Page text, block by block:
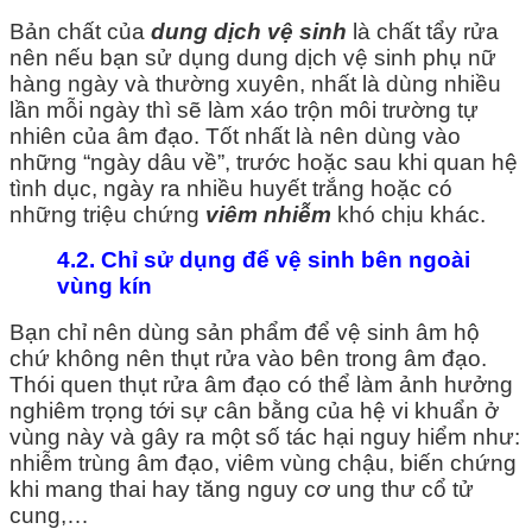
Bản chất của dung dịch vệ sinh là chất tẩy rửa
nên nếu bạn sử dụng dung dịch vệ sinh phụ nữ
hàng ngày và thường xuyên, nhất là dùng nhiều
lần mỗi ngày thì sẽ làm xáo trộn môi trường tự
nhiên của âm đạo. Tốt nhất là nên dùng vào
những “ngày dâu về”, trước hoặc sau khi quan hệ
tình dục, ngày ra nhiều huyết trắng hoặc có
những triệu chứng viêm nhiễm khó chịu khác.
4.2. Chỉ sử dụng để vệ sinh bên ngoài
vùng kín
Bạn chỉ nên dùng sản phẩm để vệ sinh âm hộ
chứ không nên thụt rửa vào bên trong âm đạo.
Thói quen thụt rửa âm đạo có thể làm ảnh hưởng
nghiêm trọng tới sự cân bằng của hệ vi khuẩn ở
vùng này và gây ra một số tác hại nguy hiểm như:
nhiễm trùng âm đạo, viêm vùng chậu, biến chứng
khi mang thai hay tăng nguy cơ ung thư cổ tử
cung,…